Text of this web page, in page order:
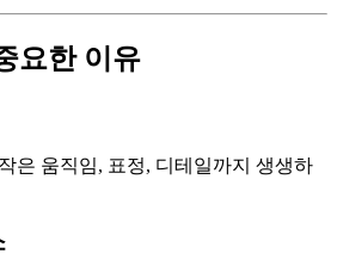
요한 이유
은 움직임, 표정, 디테일까지 생생하